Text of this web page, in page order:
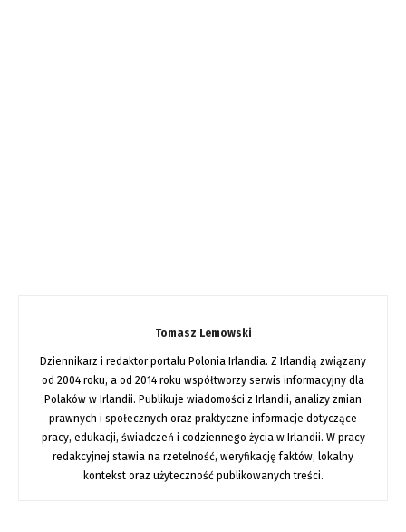
Tomasz Lemowski
Dziennikarz i redaktor portalu Polonia Irlandia. Z Irlandią związany
od 2004 roku, a od 2014 roku współtworzy serwis informacyjny dla
Polaków w Irlandii. Publikuje wiadomości z Irlandii, analizy zmian
prawnych i społecznych oraz praktyczne informacje dotyczące
pracy, edukacji, świadczeń i codziennego życia w Irlandii. W pracy
redakcyjnej stawia na rzetelność, weryfikację faktów, lokalny
kontekst oraz użyteczność publikowanych treści.